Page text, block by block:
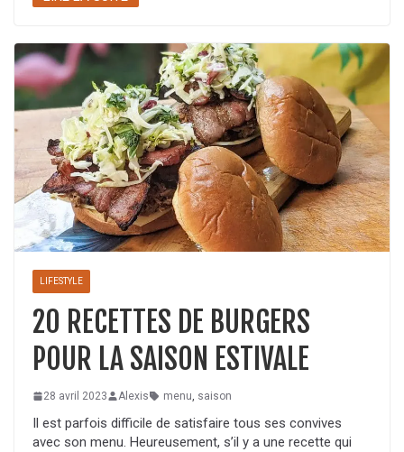
LIFESTYLE
20 RECETTES DE BURGERS
POUR LA SAISON ESTIVALE
28 avril 2023 Alexis menu, saison
Il est parfois difficile de satisfaire tous ses convives
avec son menu. Heureusement, s’il y a une recette qui